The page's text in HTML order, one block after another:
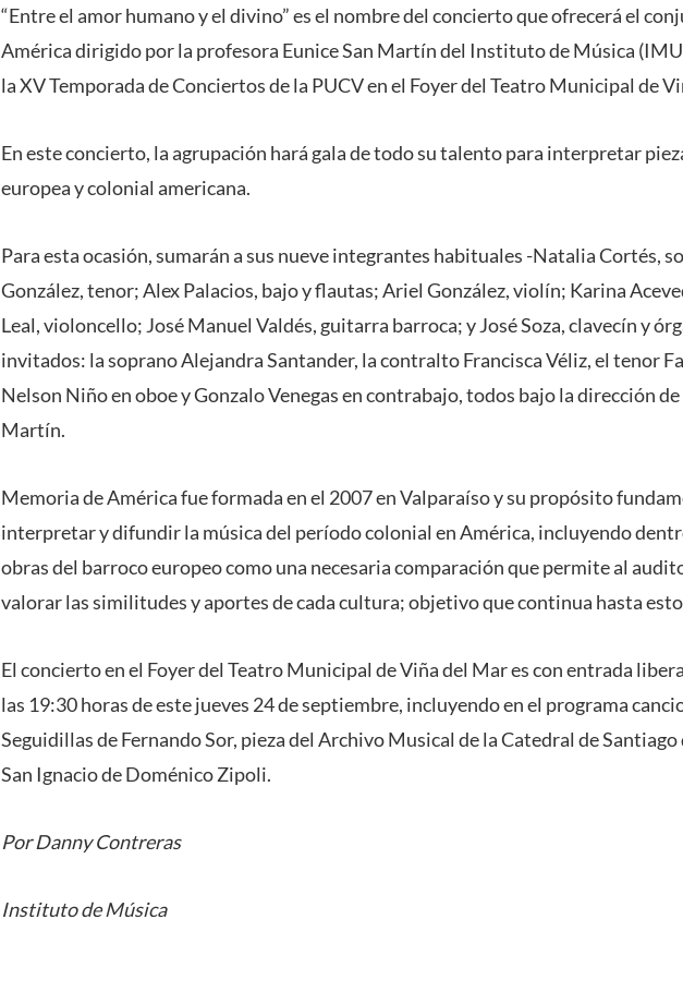
“Entre el amor humano y el divino” es el nombre del concierto que ofrecerá el
América dirigido por la profesora Eunice San Martín del Instituto de Música
la XV Temporada de Conciertos de la PUCV en el Foyer del Teatro Municipal de
En este concierto, la agrupación hará gala de todo su talento para interpretar
europea y colonial americana.
Para esta ocasión, sumarán a sus nueve integrantes habituales -Natalia Cortés,
González, tenor; Alex Palacios, bajo y flautas; Ariel González, violín; Karina
Leal, violoncello; José Manuel Valdés, guitarra barroca; y José Soza, clavecín y
invitados: la soprano Alejandra Santander, la contralto Francisca Véliz, el tenor
Nelson Niño en oboe y Gonzalo Venegas en contrabajo, todos bajo la dirección
Martín.
Memoria de América fue formada en el 2007 en Valparaíso y su propósito
interpretar y difundir la música del período colonial en América, incluyendo
obras del barroco europeo como una necesaria comparación que permite al
valorar las similitudes y aportes de cada cultura; objetivo que continua hasta
El concierto en el Foyer del Teatro Municipal de Viña del Mar es con entrada
las 19:30 horas de este jueves 24 de septiembre, incluyendo en el programa
Seguidillas de Fernando Sor, pieza del Archivo Musical de la Catedral de
San Ignacio de Doménico Zipoli.
Por Danny Contreras
Instituto de Música